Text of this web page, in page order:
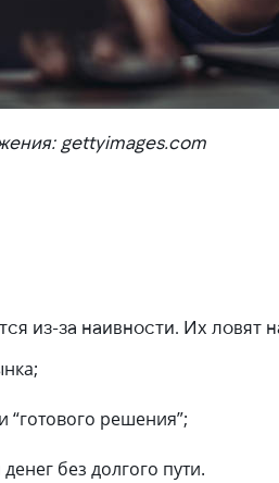
gettyimages.com
из-за наивности. Их ловят
“готового решения”;
без долгого пути.